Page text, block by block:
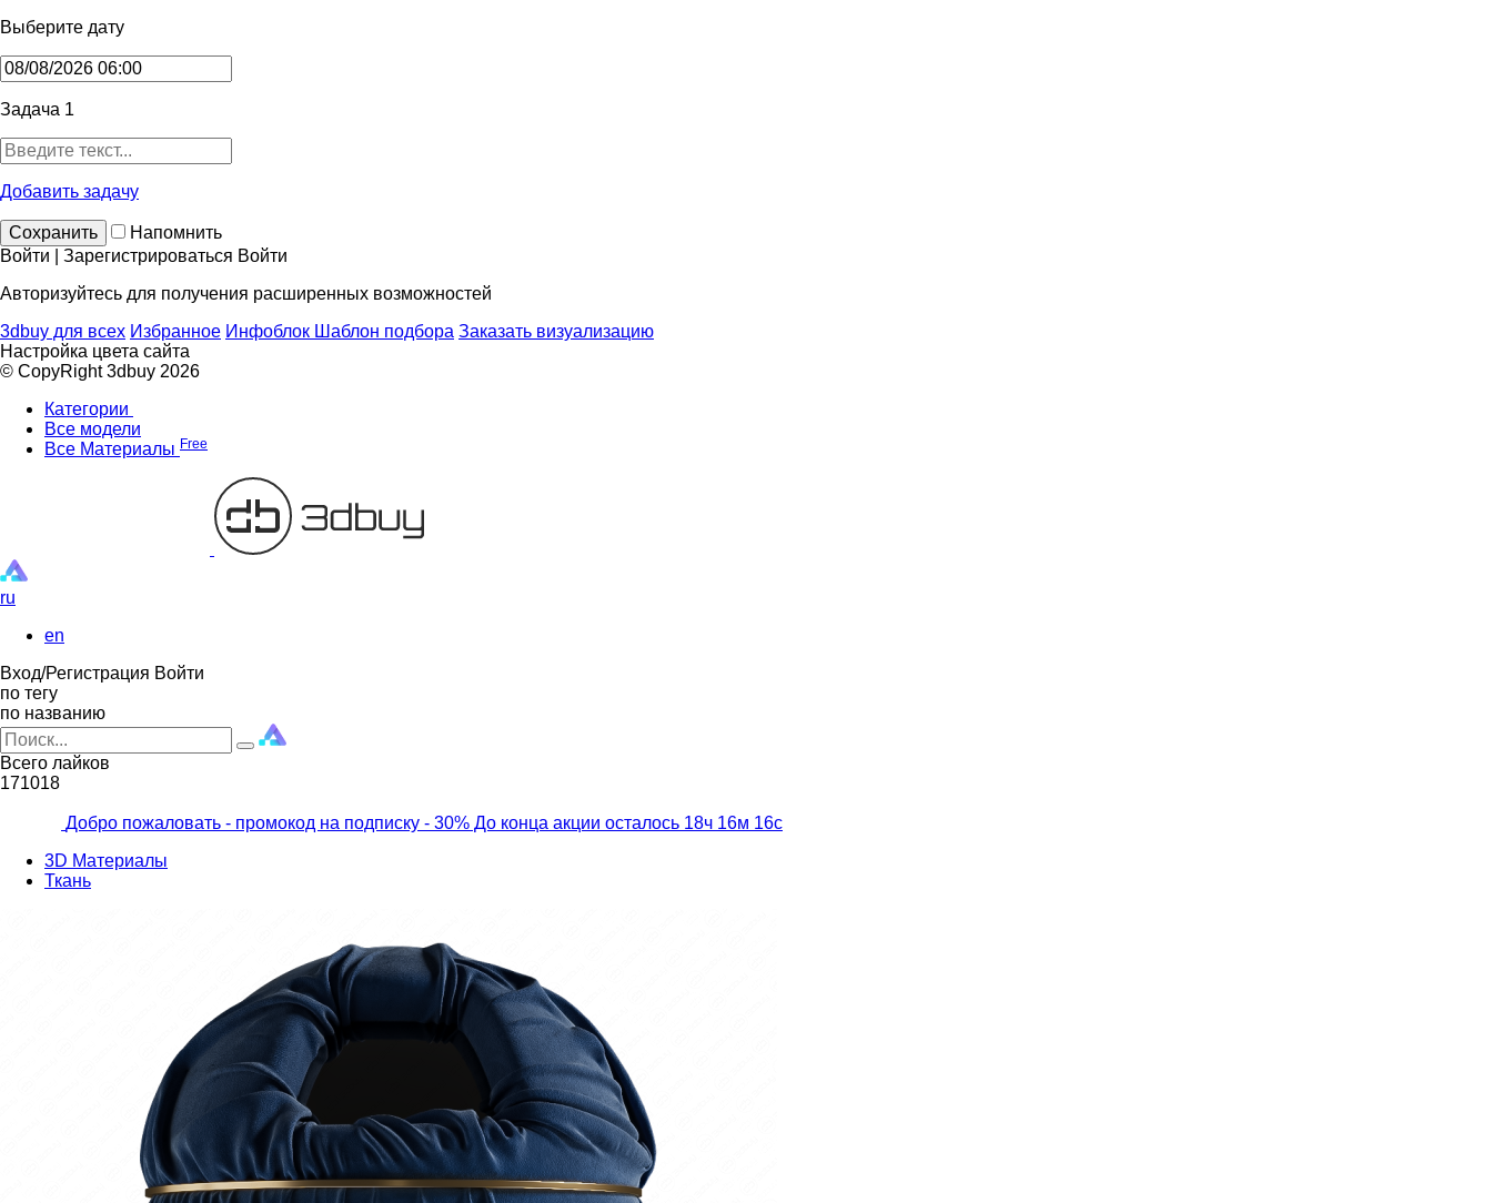
Выберите дату
Задача 1
Добавить задачу
Сохранить
Напомнить
Войти | Зарегистрироваться Войти
Авторизуйтесь для получения расширенных возможностей
3dbuy для всех Избранное Инфоблок Шаблон подбора Заказать визуализацию
Настройка цвета сайта
© CopyRight 3dbuy 2026
Категории
Все модели
Все Материалы Free
ru
en
Вход/Регистрация Войти
по тегу
по названию
Всего лайков
171018
Добро пожаловать - промокод на подписку - 30% До конца акции осталось 18ч 16м 15с
3D Материалы
Ткань